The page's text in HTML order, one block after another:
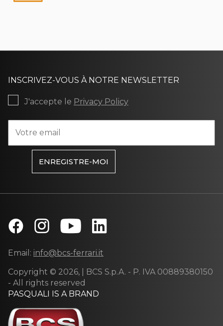
Email: info@bcs-ferrari.it
Copyright © 2026, | BCS S.p.A. - P. IVA 00889380150
- All rights reserved
PASQUALI IS A BRAND
INSCRIVEZ-VOUS À NOTRE NEWSLETTER
J'accepte le Privacy Policy
ENREGISTRE-MOI